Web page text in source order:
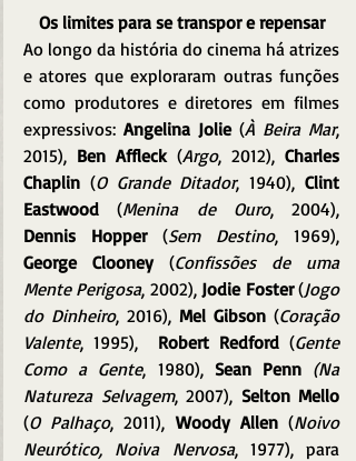
Os limites para se transpor e repensar
Ao longo da história do cinema há atrizes
e atores que exploraram outras funções
como produtores e diretores em filmes
expressivos: Angelina Jolie (À Beira Mar,
2015), Ben Affleck (Argo, 2012), Charles
Chaplin (O Grande Ditador, 1940), Clint
Eastwood (Menina de Ouro
Dennis Hopper (Sem Destino
George Clooney (Confissões de uma
Mente Perigosa, 2002), Jodie Foster (Jogo
do Dinheiro, 2016), Mel Gibson (Coração
Valente, 1995), Robert Redford (Gente
Como a Gente, 1980), Sean Penn (Na
Natureza Selvagem, 2007), Selton Mello
(O Palhaço, 2011), Woody Allen (Noivo
Neurótico, Noiva Nervosa, 1977), para